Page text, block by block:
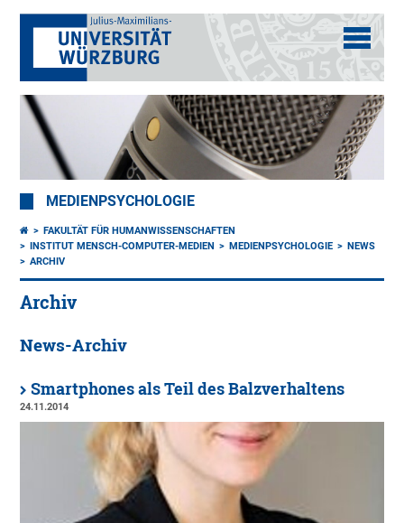
MEDIENPSYCHOLOGIE
FAKULTÄT FÜR HUMANWISSENSCHAFTEN
INSTITUT MENSCH-COMPUTER-MEDIEN
MEDIENPSYCHOLOGIE
NEWS
ARCHIV
Archiv
News-Archiv
Smartphones als Teil des Balzverhaltens
24.11.2014